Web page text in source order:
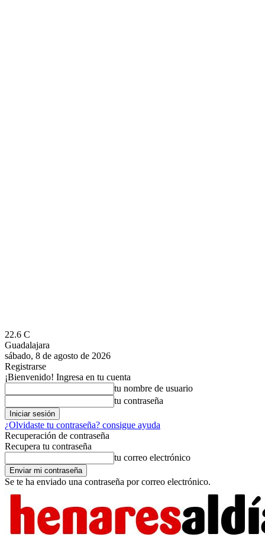
22.6 C
Guadalajara
sábado, 8 de agosto de 2026
Registrarse
¡Bienvenido! Ingresa en tu cuenta
tu nombre de usuario
tu contraseña
¿Olvidaste tu contraseña? consigue ayuda
Recuperación de contraseña
Recupera tu contraseña
tu correo electrónico
Se te ha enviado una contraseña por correo electrónico.